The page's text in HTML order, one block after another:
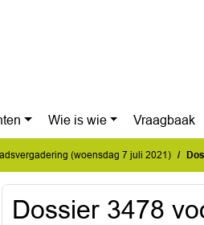
Wie is wie Vraagbaak
(woensdag 7 juli 2021)
Dossier 3478